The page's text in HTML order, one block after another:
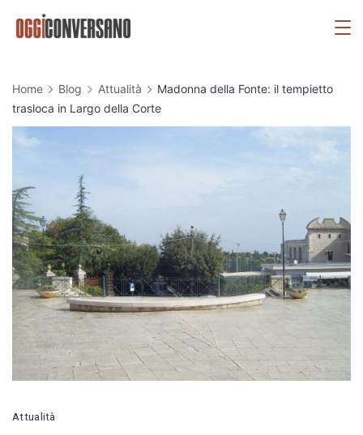
Home Blog Attualità
Madonna della Fonte: il tempietto
trasloca in Largo della Corte
Attualità